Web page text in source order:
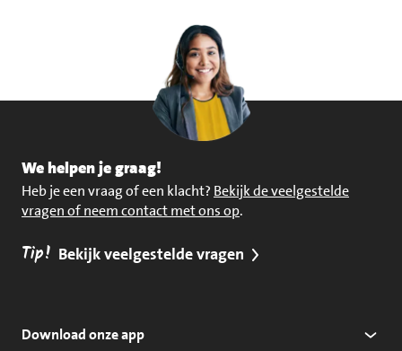
We helpen je graag!
Heb je een vraag of een klacht? Bekijk de veelgestelde
vragen of neem contact met ons op.
Tip! Bekijk veelgestelde vragen
Download onze app